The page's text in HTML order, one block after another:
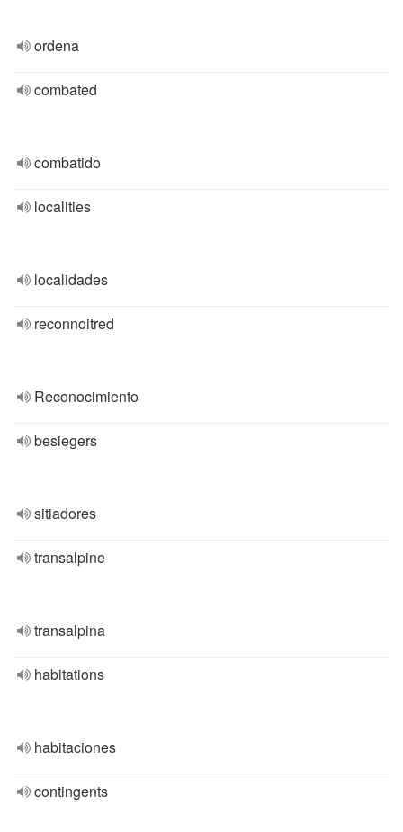
ordena
combated
combatido
localities
localidades
reconnoitred
Reconocimiento
besiegers
sitiadores
transalpine
transalpina
habitations
habitaciones
contingents